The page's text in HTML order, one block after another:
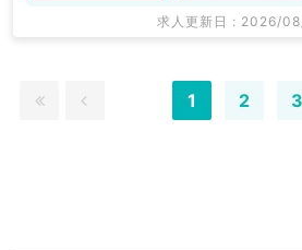
求人更新日 : 2026/
1 2 3